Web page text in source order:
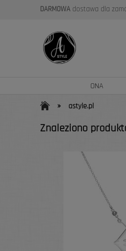
DARMOWA dostawa dla
ONA
» astyle.pl
Znaleziono